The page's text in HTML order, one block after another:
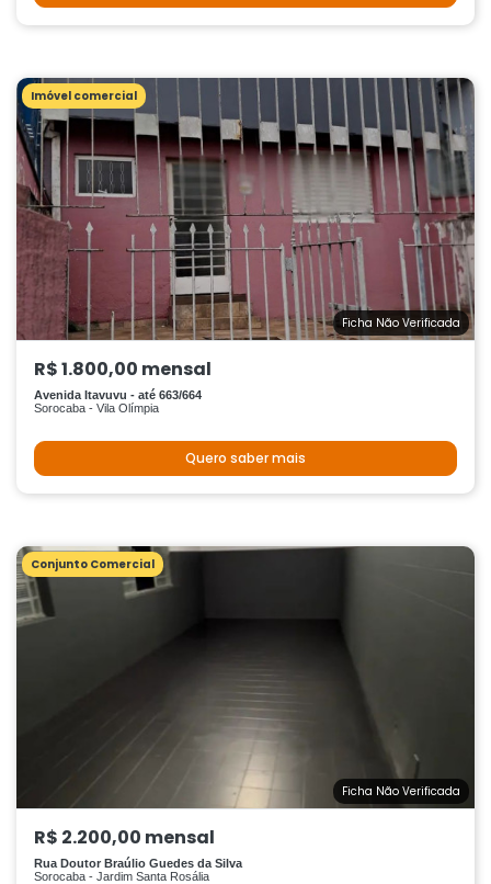
Imóvel comercial
Ficha Não Verificada
R$ 1.800,00 mensal
Avenida Itavuvu - até 663/664
Sorocaba - Vila Olímpia
Quero saber mais
Conjunto Comercial
Ficha Não Verificada
R$ 2.200,00 mensal
Rua Doutor Braúlio Guedes da Silva
Sorocaba - Jardim Santa Rosália